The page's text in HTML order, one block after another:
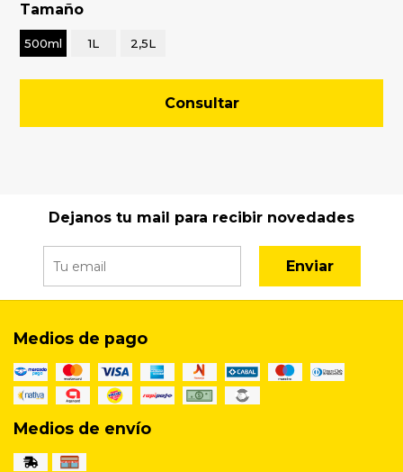
Tamaño
500ml 1L 2,5L
Consultar
Dejanos tu mail para recibir novedades
Enviar
Medios de pago
Medios de envío